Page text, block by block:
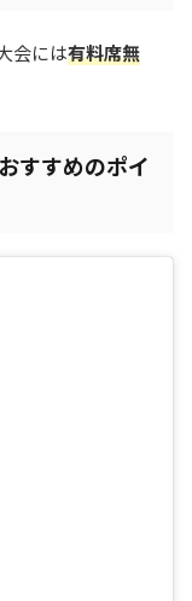
会には有料席無
すすめのポイ